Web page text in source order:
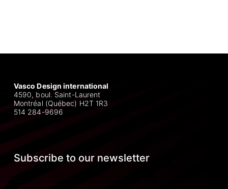
Vasco Design international
4590, boul. Saint-Laurent
Montréal (Québec) H2T 1R3
514 284-9696
Subscribe to our newsletter